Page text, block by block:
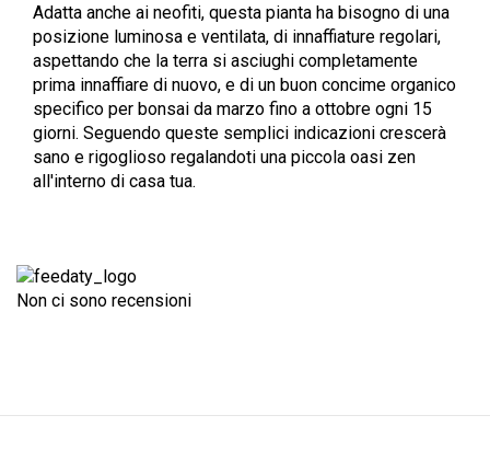
Adatta anche ai neofiti, questa pianta ha bisogno di una
posizione luminosa e ventilata, di innaffiature regolari,
aspettando che la terra si asciughi completamente
prima innaffiare di nuovo, e di un buon concime organico
specifico per bonsai da marzo fino a ottobre ogni 15
giorni. Seguendo queste semplici indicazioni crescerà
sano e rigoglioso regalandoti una piccola oasi zen
all'interno di casa tua.
Non ci sono recensioni